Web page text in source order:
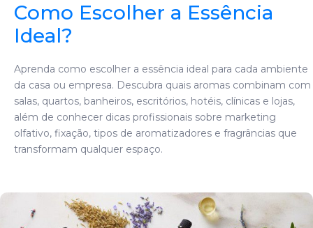
Como Escolher a Essência
Ideal?
Aprenda como escolher a essência ideal para cada ambiente
da casa ou empresa. Descubra quais aromas combinam com
salas, quartos, banheiros, escritórios, hotéis, clínicas e lojas,
além de conhecer dicas profissionais sobre marketing
olfativo, fixação, tipos de aromatizadores e fragrâncias que
transformam qualquer espaço.